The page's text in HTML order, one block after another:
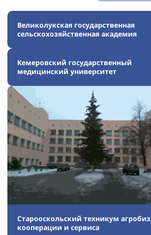
Великолукская государственная
сельскохозяйственная академия
Кемеровский государственный
медицинский университет
Старооскольский техникум
кооперации и сервиса